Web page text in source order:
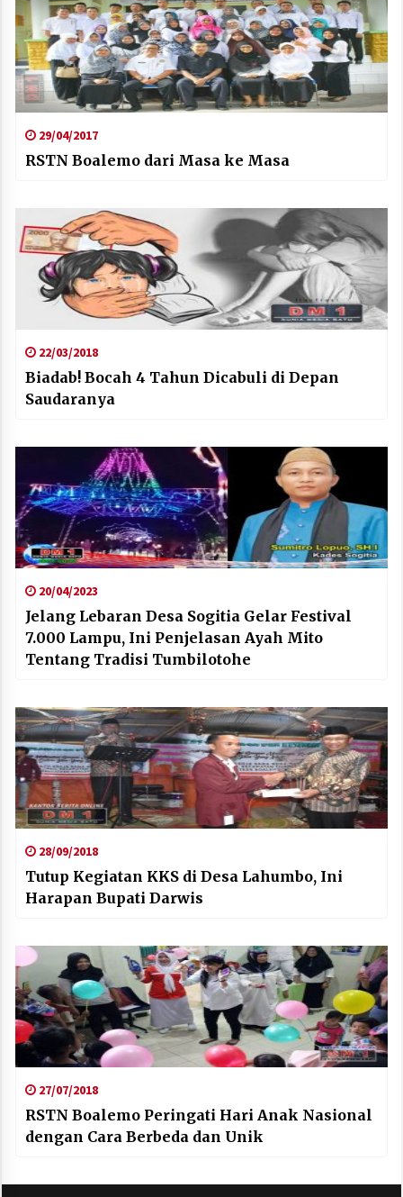
29/04/2017
RSTN Boalemo dari Masa ke Masa
22/03/2018
Biadab! Bocah 4 Tahun Dicabuli di Depan
Saudaranya
20/04/2023
Jelang Lebaran Desa Sogitia Gelar Festival
7.000 Lampu, Ini Penjelasan Ayah Mito
Tentang Tradisi Tumbilotohe
28/09/2018
Tutup Kegiatan KKS di Desa Lahumbo, Ini
Harapan Bupati Darwis
27/07/2018
RSTN Boalemo Peringati Hari Anak Nasional
dengan Cara Berbeda dan Unik